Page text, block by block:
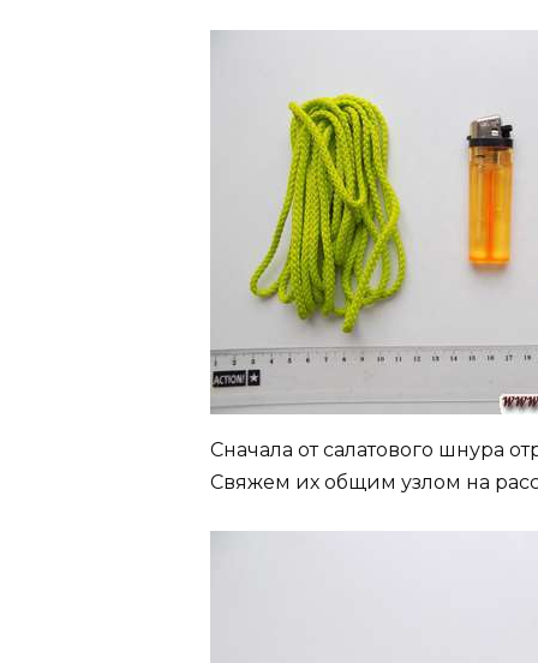
Сначала от салатового шнура
Свяжем их общим узлом на